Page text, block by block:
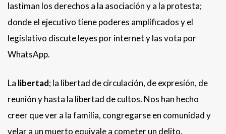
lastiman los derechos a la asociación y a la protesta;
donde el ejecutivo tiene poderes amplificados y el
legislativo discute leyes por internet y las vota por
WhatsApp.
La libertad; la libertad de circulación, de expresión, de
reunión y hasta la libertad de cultos. Nos han hecho
creer que ver a la familia, congregarse en comunidad y
velar a un muerto equivale a cometer un delito.